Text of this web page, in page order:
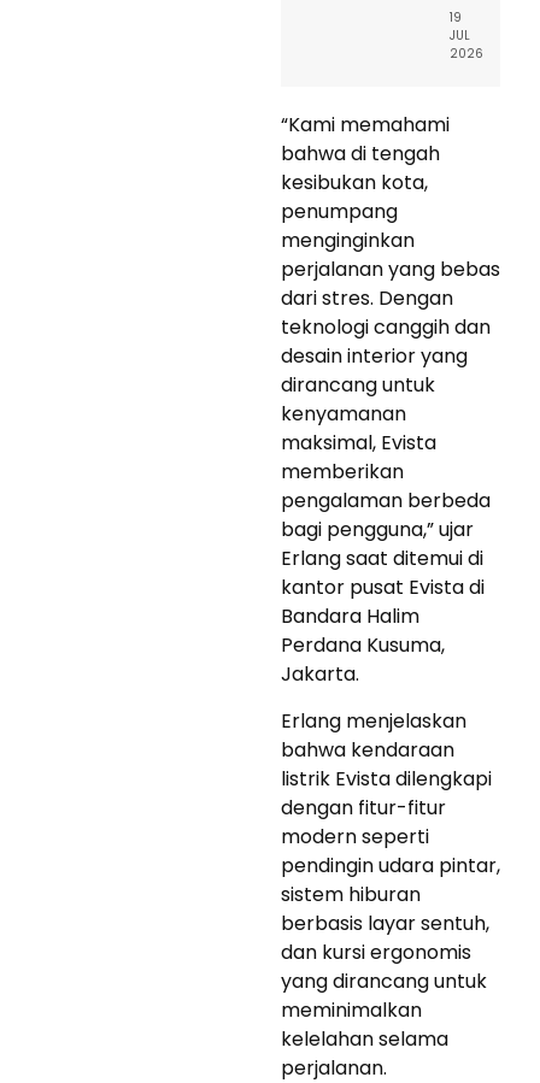
19
JUL
2026
“Kami memahami
bahwa di tengah
kesibukan kota,
penumpang
menginginkan
perjalanan yang bebas
dari stres. Dengan
teknologi canggih dan
desain interior yang
dirancang untuk
kenyamanan
maksimal, Evista
memberikan
pengalaman berbeda
bagi pengguna,” ujar
Erlang saat ditemui di
kantor pusat Evista di
Bandara Halim
Perdana Kusuma,
Jakarta.
Erlang menjelaskan
bahwa kendaraan
listrik Evista dilengkapi
dengan fitur-fitur
modern seperti
pendingin udara pintar,
sistem hiburan
berbasis layar sentuh,
dan kursi ergonomis
yang dirancang untuk
meminimalkan
kelelahan selama
perjalanan.